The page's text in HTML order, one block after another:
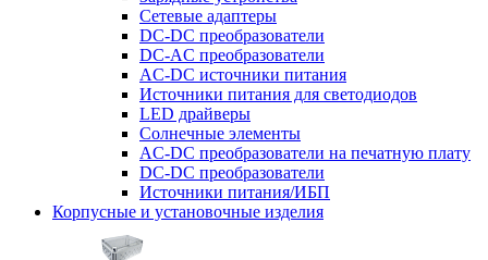
Сетевые адаптеры
DC-DC преобразователи
DC-AC преобразователи
AC-DC источники питания
Источники питания для светодиодов
LED драйверы
Солнечные элементы
AC-DC преобразователи на печатную плату
DC-DC преобразователи
Источники питания/ИБП
Корпусные и установочные изделия